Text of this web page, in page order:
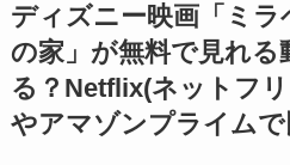
ディズニー映画「ミ
の家」が無料で見れる
る？Netflix(ネットフ
やアマゾンプライムで